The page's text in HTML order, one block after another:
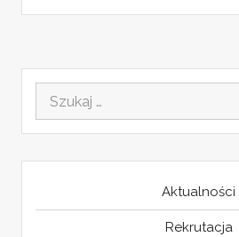
Aktualności
Rekrutacja